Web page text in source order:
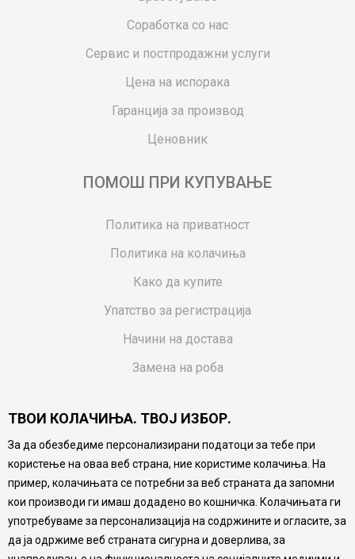
Соработка со нас
Сервис и постпродажни услуги
Цена на испорака
Гаранција за производ
Ценовник
ПОМОШ ПРИ КУПУВАЊЕ
Политика на приватност
Политика на колачиња
Како да купите
Упатство за регистрација
Начини на достава
Замена на роба
Ваучери
Product Finder
FAQs
Настојуваме да бидеме што попрецизни во описот на
производите, прикажување на слики и цени, но не
можеме да гарантираме дека сите информации се
ТВОИ КОЛАЧИЊА. ТВОЈ ИЗБОР.
За да обезбедиме персонализирани податоци за тебе при
користење на оваа веб страна, ние користиме колачиња. На
пример, колачињата се потребни за веб страната да запомни
кои производи ги имаш додадено во кошничка. Колачињата ги
употребуваме за персонализација на содржините и огласите, за
да ја одржиме веб страната сигурна и доверлива, за